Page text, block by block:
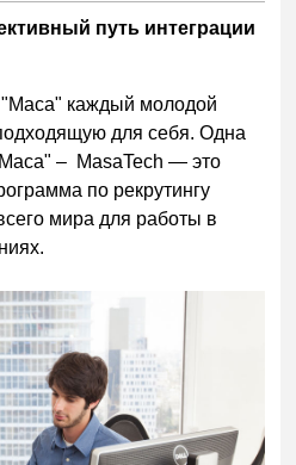
путь интеграции
каждый молодой
для себя. Одна
– MasaTech — это
по рекрутингу
мира для работы в